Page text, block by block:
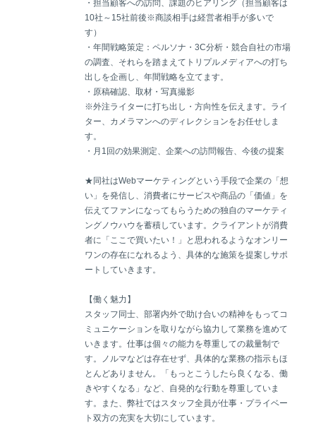
・担当顧客への訪問、課題のヒアリング（担当顧客は
10社～15社前後※商談相手は経営者相手が多いで
す）
・年間戦略策定：ペルソナ・3C分析・競合自社の市場
の調査、それらを踏まえてトリプルメディアへの打ち
出しを企画し、年間戦略を立てます。
・原稿確認、取材・写真撮影
※外注ライターに打ち出し・方向性を伝えます。ライ
ター、カメラマンへのディレクションをお任せしま
す。
・月1回の効果測定、企業への訪問報告、今後の提案
★同社はWebマーケティングという手段で企業の「想
い」を発信し、消費者にサービスや商品の「価値」を
伝えてファンになってもらうための独自のマーケティ
ングノウハウを蓄積しています。クライアントが消費
者に「ここで買いたい！」と思われるようなオンリー
ワンの存在になれるよう、具体的な施策を提案しサポ
ートしていきます。
【働く魅力】
スタッフ同士、部署内外で助け合いの精神をもってコ
ミュニケーションを取りながら協力して業務を進めて
いきます。仕事は個々の能力を尊重しての裁量制で
す。ノルマなどは存在せず、具体的な業務の指示もほ
とんどありません。「もっとこうしたら良くなる、働
きやすくなる」など、自発的な行動を尊重していま
す。また、弊社ではスタッフ全員が仕事・プライベー
ト双方の充実を大切にしています。